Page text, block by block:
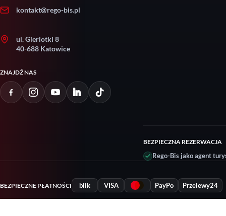
kontakt@rego-bis.pl
ul. Gierlotki 8
40-688 Katowice
ZNAJDŹ NAS
BEZPIECZNA REZERWACJA
Rego-Bis jako agent
BEZPIECZNE PŁATNOŚCI blik VISA PayPo Przelewy24